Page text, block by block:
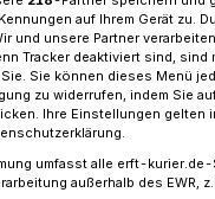
unterstützt Flüchtlinge
für Flüchtlinge
auf Ihrem Gerät zu.
und unsere Partner
Tracker deaktiviert sind,
Sie können dieses Menü
zu widerrufen, indem Sie
Ihre Einstellungen gelten
umfasst alle erft-
außerhalb des EWR,